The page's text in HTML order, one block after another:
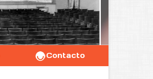
Contacto